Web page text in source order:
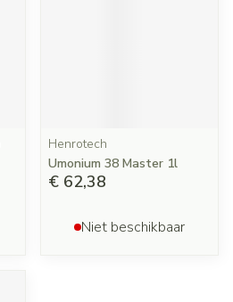
Henrotech
Umonium 38 Master 1l
€ 62,38
Niet beschikbaar